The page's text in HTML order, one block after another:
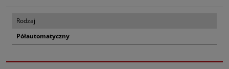
Rodzaj
Półautomatyczny